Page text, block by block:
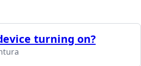
turning on?